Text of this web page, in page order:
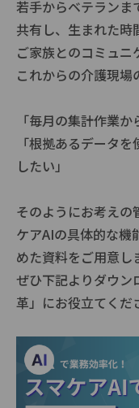
若手からベテランま
共有し、生まれた時
ご家族とのコミュニ
これからの介護現場
「毎月の集計作業か
「根拠あるデータ
したい」
そのようにお考えの
ケアAIの具体的な機
めた資料をご用意し
ぜひ下記よりダウン
革」にお役立てくだ